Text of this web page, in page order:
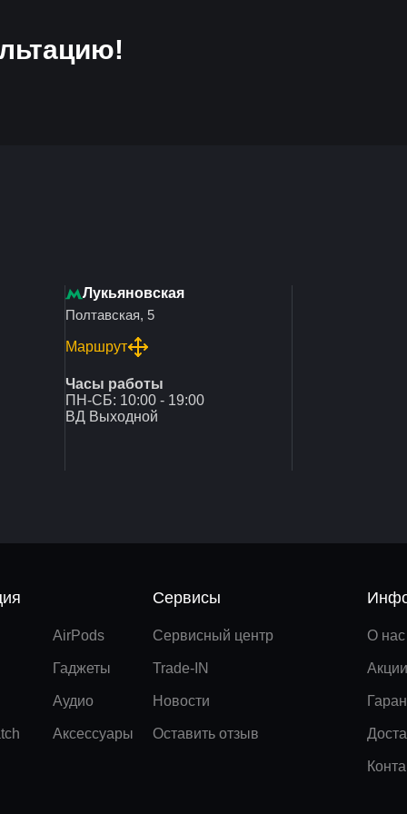
Лукьяновская
Полтавская, 5
Маршрут
Часы работы
ПН-СБ: 10:00 - 19:00
ВД Выходной
AirPods
Гаджеты
Аудио
Аксессуары
Сервисы
Сервисный центр
Trade-IN
Новости
Оставить отзыв
О нас
Акции